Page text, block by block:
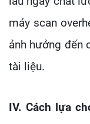
máy scan
ảnh hưởng đến
tài liệu.
IV. Cách lựa